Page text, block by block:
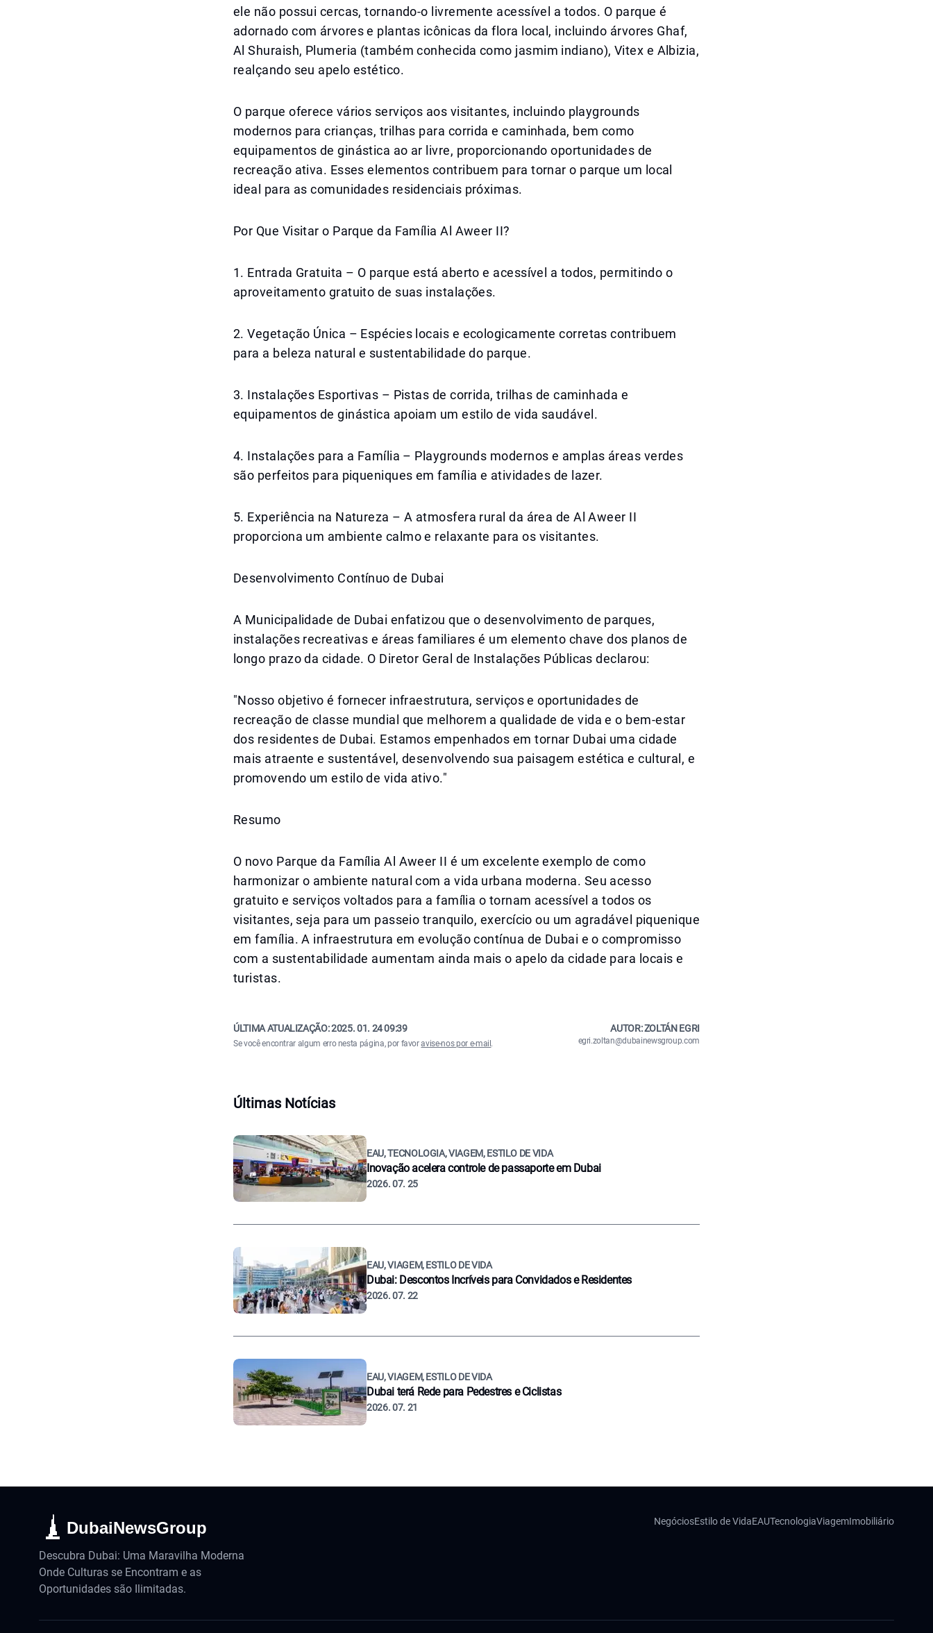
ele não possui cercas, tornando-o livremente acessível a todos. O parque é
adornado com árvores e plantas icônicas da flora local, incluindo árvores Ghaf,
Al Shuraish, Plumeria (também conhecida como jasmim indiano), Vitex e Albizia,
realçando seu apelo estético.
O parque oferece vários serviços aos visitantes, incluindo playgrounds
modernos para crianças, trilhas para corrida e caminhada, bem como
equipamentos de ginástica ao ar livre, proporcionando oportunidades de
recreação ativa. Esses elementos contribuem para tornar o parque um local
ideal para as comunidades residenciais próximas.
Por Que Visitar o Parque da Família Al Aweer II?
1. Entrada Gratuita – O parque está aberto e acessível a todos, permitindo o
aproveitamento gratuito de suas instalações.
2. Vegetação Única – Espécies locais e ecologicamente corretas contribuem
para a beleza natural e sustentabilidade do parque.
3. Instalações Esportivas – Pistas de corrida, trilhas de caminhada e
equipamentos de ginástica apoiam um estilo de vida saudável.
4. Instalações para a Família – Playgrounds modernos e amplas áreas verdes
são perfeitos para piqueniques em família e atividades de lazer.
5. Experiência na Natureza – A atmosfera rural da área de Al Aweer II
proporciona um ambiente calmo e relaxante para os visitantes.
Desenvolvimento Contínuo de Dubai
A Municipalidade de Dubai enfatizou que o desenvolvimento de parques,
instalações recreativas e áreas familiares é um elemento chave dos planos de
longo prazo da cidade. O Diretor Geral de Instalações Públicas declarou:
"Nosso objetivo é fornecer infraestrutura, serviços e oportunidades de
recreação de classe mundial que melhorem a qualidade de vida e o bem-estar
dos residentes de Dubai. Estamos empenhados em tornar Dubai uma cidade
mais atraente e sustentável, desenvolvendo sua paisagem estética e cultural, e
promovendo um estilo de vida ativo."
Resumo
O novo Parque da Família Al Aweer II é um excelente exemplo de como
harmonizar o ambiente natural com a vida urbana moderna. Seu acesso
gratuito e serviços voltados para a família o tornam acessível a todos os
visitantes, seja para um passeio tranquilo, exercício ou um agradável piquenique
em família. A infraestrutura em evolução contínua de Dubai e o compromisso
com a sustentabilidade aumentam ainda mais o apelo da cidade para locais e
turistas.
ÚLTIMA ATUALIZAÇÃO:2025. 01. 24 09:39
Se você encontrar algum erro nesta página, por favoravise-nos por e-mail .
AUTOR: ZOLTÁN EGRI
egri.zoltan@dubainewsgroup.com
Últimas Notícias
EAU, TECNOLOGIA, VIAGEM, ESTILO DE VIDA
Inovação acelera controle de passaporte em Dubai
2026. 07. 25
EAU, VIAGEM, ESTILO DE VIDA
Dubai: Descontos Incríveis para Convidados e Residentes
2026. 07. 22
EAU, VIAGEM, ESTILO DE VIDA
Dubai terá Rede para Pedestres e Ciclistas
2026. 07. 21
DubaiNewsGroup
Descubra Dubai: Uma Maravilha Moderna
Onde Culturas se Encontram e as
Oportunidades são Ilimitadas.
NegóciosEstilo de VidaEAUTecnologiaViagemImobiliário